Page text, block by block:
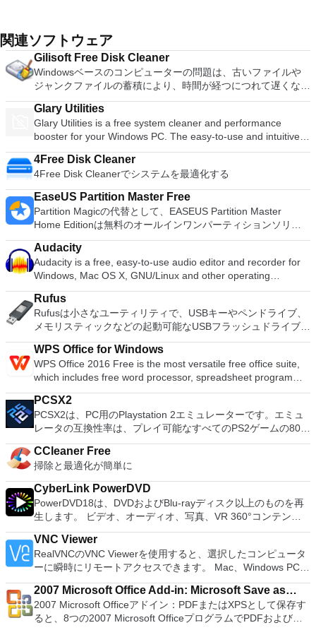
関連ソフトウェア
Gilisoft Free Disk Cleaner
Windowsベースのコンピューターの問題は、古いファイルや
ジャンクファイルの蓄積により、時間が経つにつれて遅くなる
ことです。時間の経過とともにファイルをダウンロードし、イ
ンターネットを閲覧してドキュメントを開くと、コンピュータ
ーの一時フォルダーに残された小さな残骸が常に残ります。こ
こで、Gilisoft Free Disk Cleanerなどのクリーニングユーティ
リティが役立ちます。 Gilisoft Free Disk Cleanerは、ローカル
ハードドライブまたは外部接続ドライブのいずれかの冗長また
は古いファイルをコンピューターでスキャンし、それらを削除
できるシンプルなアプリです。 主な機能は次のとおりです。
ジャンクファイルと古いファイルを安全にクリーニングしま
す。 内部および外部接続ドライブをサポートします。 ワイル
ドカードのサポート。 カスタマイズされた例外リストを作成
します。 強力なディスクアナライザー。 Gilisoft Free Disk
Cleanerには、基本的な標準のウィンドウエクスプローラスタ
イルのインターフェイスがあり、簡単に理解してナビゲートで
開始するだけです。完了すると、圧縮ファイル、オーディオト
ラック、画像、ドキュメント、ビデオ、その他のジャンクアイ
テムの総数とサイズを表示できます。また、カスタム例外リス
トを作成して、スキャンから特定のファイルを除外することも
できます。完了すると、見つかったジャンクファイルを消去す
るかどうかのオプションが表示されます。 全体として、
Gilisoft Free Disk Cleanerはシステムからジャンクファイルを
削除するための優れたツールです。そうは言っても、今日の市
場で利用できる最高の見た目でも、最速で最も包括的なクリー
ニングユーティリティでもありません。 PiriformのCCleaner
など、他のよりよく知られているユーティリティには、より優
れたツールの配列と、よりモダンで直感的なインターフェイス
が含まれています。
Glary Utilities
Glary Utilities is a free system cleaner and performance
booster for your Windows PC. The easy-to-use and intuitive
interface features one-click functionality and easy, automated
options that give you the choice of either a 1-Click
maintenance or a custom selection of operations. It includes
over twenty system utilities that allow you to customize your
scan and features options such as a Registry Cleaner,
Spyware Remover, Startup Manager and Shortcuts Fixer, all
of which will improve your computer performance. The
Windows Boot Time monitor, which sits in the middle of the
main interface window, tells you how long Windows is
currently taking to boot on your PC and then compares that
with other Windows users. From here you can then access
and manage a list of the programs that load on Windows
startup and delay some of them if necessary. This
comprehensive system utility supports 44 languages and
analyzing your PC. Check out our guide to system utilities and
find the best one for you.
4Free Disk Cleaner
4Free Disk Cleanerでシステムを最適化する
EaseUS Partition Master Free
Partition Magicの代替として、EASEUS Partition Master
Home Editionは無料のオールインワンパーティションソリュ
ーションおよびディスク管理ユーティリティです。パーティシ
ョンの拡張（特にシステムドライブ用）、ディスク領域の管
理、MBRおよびGUIDパーティションテーブル（GPT）ディス
クのディスク領域不足の問題の解決を可能にします。 パーテ
ィションのサイズ変更/移動システムドライブを拡張するディ
スクとパーティションをコピーパーティションをマージ分割パ
ーティション空き領域を再分配するダイナミックディスクの変
換パーティションを回復する
Audacity
Audacity is a free, easy-to-use audio editor and recorder for
Windows, Mac OS X, GNU/Linux and other operating
systems. You can use Audacity to: Record live audio. Convert
tapes and records into digital recordings or CDs. Edit Ogg
Vorbis, MP3, WAV or AIFF sound files. Cut, copy, splice or mix
sounds together. Change the speed or pitch of a recording.
Add new effects with LADSPA plug-ins. And more!
Rufus
Rufusは小さなユーティリティで、USBキーやペンドライブ、
メモリスティックなどの起動可能なUSBフラッシュドライブを
フォーマットおよび作成できます。 Rufusは、次のシナリオで
役立ちます。 Windows、Linux、およびUEFI用の起動可能な
ISOからUSBインストールメディアを作成する必要がある場
合。 OSがインストールされていないシステムで作業する必要
がある場合。 BIOSまたはその他のファームウェアをDOSから
フラッシュする必要がある場合。 低レベルのユーティリティ
を実行する必要がある場合。 Rufusは次の* ISOで動作しま
す：Arch Linux、Archbang、BartPE / pebuilder、CentOS、
Damn Small Linux、Fedora、FreeDOS、Gentoo、
gNewSense、Hiren&#39;s Boot CD、LiveXP、Knoppix、
Kubuntu、Linux Mint、NT Password Registry Editor、
OpenSUSE、Parted Magic、Slackware、Tails、Trinity
Rescue Kit、Ubuntu、Ultimate Boot CD、Windows XP（SP2
以降）、Windows Server 2003 R2、Windows Vista、
ん。 サポートされている言語は次のとおりです。インドネシ
ア語、マレーシア語、セシュティナ、ダンスク、ドイツ語、英
語、スペイン語、フランス語、フルバツキー、イタリア語、ラ
トヴィエシュ、リエトゥビウ、マジャール、オランダ、ノルス
ク、ポルスキ、ポルトガル、ポルトガル、スロヴェンスキー、
スロベンツキー、スロヴェンスキーSrpski、Suomi、
Svenska、Türkçe。
WPS Office for Windows
WPS Office 2016 Free is the most versatile free office suite,
which includes free word processor, spreadsheet program
and presentation maker. With these three programs you will
easily be able to deal with any office related tasks. WPS
Office 2016 Free has multiple language support for English,
French, German, Spanish, Portuguese,Russian and Polish
languages. To switch between languages requires only a
single click! Despite being a free suite, WPS Office comes
with many innovative features, such as the paragraph
adjustment tool and multiple tabbed feature. It also has a PDF
converter, spell check and word count feature. WPS Office
2016 Personal Edition supports switching language UI,File
Roaming and Docer online templates. Key features include:
Writer Efficient word processor. Presentation Multimedia
presentations creator. Spreadsheets Powerful tool for data
processing and analysis. 100% compatible with MS Office
free document templates. Built-in PDF reader. Mobile device
support (iOS and Android). WPS Cloud Storage included.
Although it is a free suite, WPS Office 2016 Free comes with
PCSX2
PCSX2は、PC用のPlaystation 2エミュレーターです。エミュ
レータの互換性率は、プレイ可能なすべてのPS2ゲームの80％
以上を誇っています。かなり強力なコンピューターを所有して
いる場合、PCSX2は優れたエミュレーターです。また、この
アプリケーションはローエンドコンピューターのサポートも提
供するため、Playstation 2コンソールのすべての所有者は、
PCで動作するゲームを見ることができます。 PCSX2エミュレ
ーターを使用すると、PS2コントローラーを使用して、本物の
プレイステーション体験をシミュレートできます。このアプリ
ケーションでは、ディスクからゲームを直接実行することも、
ハードドライブからISOイメージとして実行することもできま
す。 主な機能は次のとおりです。 Savestates：ボタンを1つ
押すだけで、ゲームの現在の「状態」を保存できます。 無制
限のメモリーカード：好きなだけメモリーカードを保存でき、
8MBから64MBまでの単一の物理カードに制限されなくなりま
した。 高解像度グラフィックス：PCSX2を使用すると、
CCleaner Free
掃除と最適化が簡単に
CyberLink PowerDVD
PowerDVD18は、DVDおよびBlu-rayディスク以上のものを再
生します。 ビデオ、オーディオ、写真、VR 360°コンテン
ツ、さらにはYouTubeやVimeoにとっても、PowerDVD18は重
要なエンターテイメントの仲間です。 Ultra HD HDR TVとサ
ラウンドサウンドシステムの可能性を解き放ち、360°ビデオ
の増え続けるコレクションへのアクセスで仮想世界に没頭する
か、PCまたはラップトップでの比類のない再生サポートと独
自の強化により、どこにいても簡単にリラックスできます。
新機能は次のとおりです。 4K DHR向けに最適化 Ultra HD
Blu-ray、4K、HEVC / H.265およびHDR10コンテンツをサポー
VNC Viewer
RealVNCのVNC Viewerを使用すると、選択したコンピュータ
ーに瞬時にリモートアクセスできます。 Mac、Windows PC、
またはLinuxマシン、世界中のどこからでも。 VNC Viewerを
使用すると、コンピューターのデスクトップを表示したり、コ
ンピューターの前に直接座っているかのようにマウスとキーボ
ードを制御したりできます。 VNC Viewerは、インストールと
2007 Microsoft Office Add-in: Microsoft Save as
PDF or XPS
2007 Microsoft Officeアドイン：PDFまたはXPSとして保存す
ると、8つの2007 Microsoft OfficeプログラムでPDFおよび